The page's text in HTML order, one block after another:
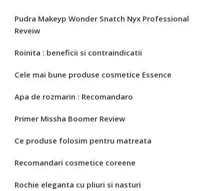
Pudra Makeyp Wonder Snatch Nyx Professional
Reveiw
Roinita : beneficii si contraindicatii
Cele mai bune produse cosmetice Essence
Apa de rozmarin : Recomandaro
Primer Missha Boomer Review
Ce produse folosim pentru matreata
Recomandari cosmetice coreene
Rochie eleganta cu pliuri si nasturi